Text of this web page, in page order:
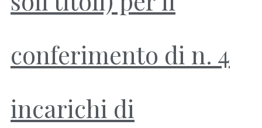
conferimento di n. 4
incarichi di